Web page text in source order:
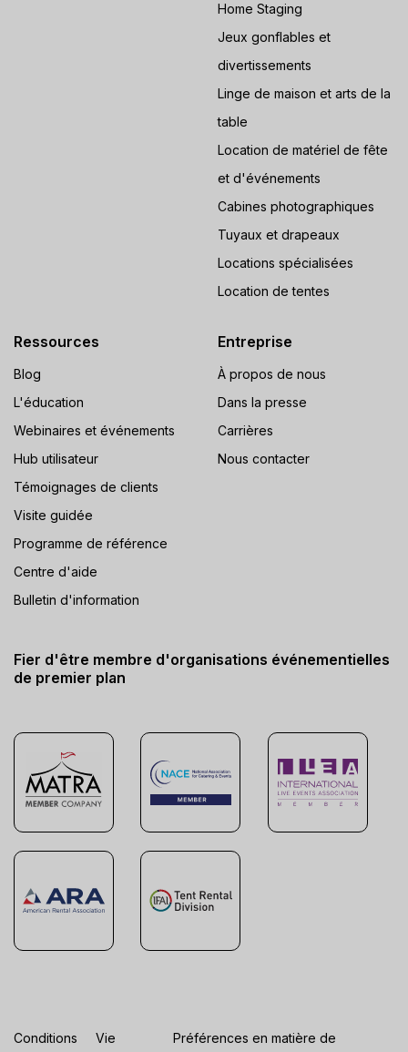
Home Staging
Jeux gonflables et
divertissements
Linge de maison et arts de la
table
Location de matériel de fête
et d'événements
Cabines photographiques
Tuyaux et drapeaux
Locations spécialisées
Location de tentes
Ressources
Blog
L'éducation
Webinaires et événements
Hub utilisateur
Témoignages de clients
Visite guidée
Programme de référence
Centre d'aide
Bulletin d'information
Entreprise
À propos de nous
Dans la presse
Carrières
Nous contacter
Fier d'être membre d'organisations événementielles
de premier plan
Conditions Vie Préférences en matière de